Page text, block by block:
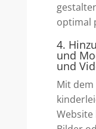
optimal
4.
und
und
Mit dem
Website